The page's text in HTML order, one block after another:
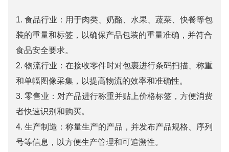
1. 食品行业：用于肉类、奶酪、水果、蔬菜、快餐等包
装的重量和标签，以确保产品包装的重量准确，并符合
食品安全要求。
2. 物流行业：在接收零件时对包裹进行条码扫描、称重
和单幅图像采集，以提高物流的效率和准确性。
3. 零售业：对产品进行称重并贴上价格标签，方便消费
者快速识别和购买。
4. 生产制造：称量生产的产品，并发布产品规格、序列
号等信息，以方便生产管理和可追溯性。